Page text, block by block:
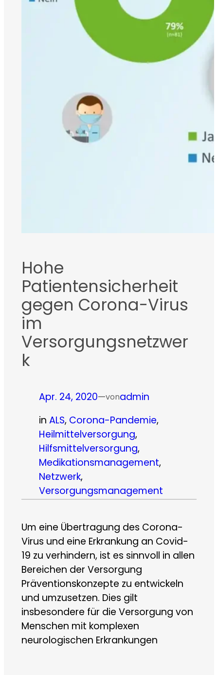
Hohe
Patientensicherheit
gegen Corona-Virus
im
Versorgungsnetzwer
k
Apr. 24, 2020—vonadmin
in ALS, Corona-Pandemie
Heilmittelversorgung
Hilfsmittelversorgung
Medikationsmanagement
Netzwerk
Versorgungsmanagement
Um eine Übertragung des Corona-
Virus und eine Erkrankung an Covid-
19 zu verhindern, ist es sinnvoll in allen
Bereichen der Versorgung
Präventionskonzepte zu entwickeln
und umzusetzen. Dies gilt
insbesondere für die Versorgung von
Menschen mit komplexen
neurologischen Erkrankungen